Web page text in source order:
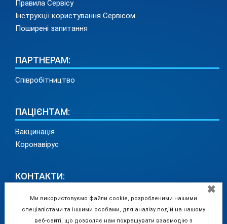
Правила Сервісу
Інструкції користування Сервісом
Поширені запитання
ПАРТНЕРАМ:
Співробітництво
ПАЦІЄНТАМ:
Вакцинація
Коронавірус
КОНТАКТИ:
info@medadvisor24.com
тел. +38(098)154 93 91 (у зв'язку з перебоями
електрозабезпечення просимо залишати повідомлення у
✖
Ми використовуємо файли cookie, розробленими нашими
спеціалістами та іншими особами, для аналізу подій на нашому
веб-сайті, що дозволяє нам покращувати взаємодію з